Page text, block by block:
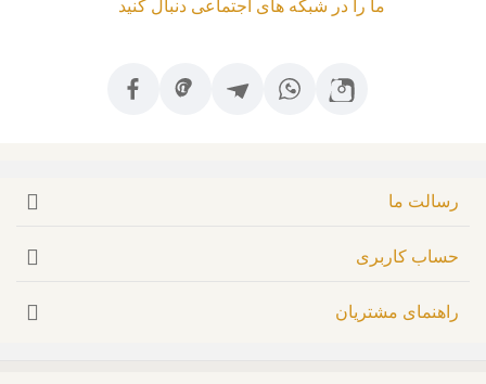
ما را در شبکه های اجتماعی دنبال کنید
رسالت ما
حساب کاربری
راهنمای مشتریان